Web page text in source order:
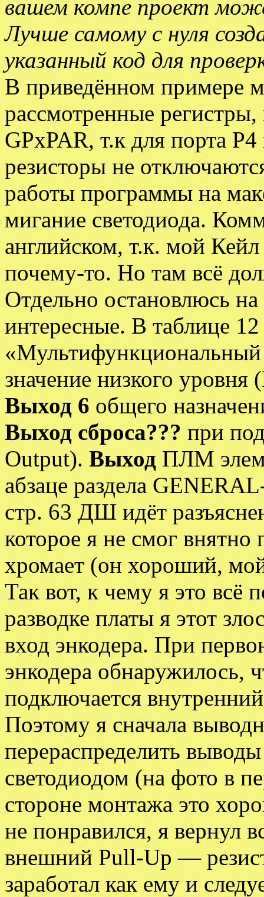
вашем компе проект
Лучше самому с нуля
указанный код для
В приведённом примере
рассмотренные
GPxPAR, т.к для порта
резисторы не
работы программы на
мигание светодиода.
английском, т.к. мой
почему-то. Но там всё
Отдельно остановлюсь
интересные. В таблице
значение низкого
Выход 6 общего
Выход сброса??? при
Output). Выход ПЛМ
абзаце раздела
стр. 63 ДШ идёт
которое я не смог внятно
хромает (он хороший,
Так вот, к чему я это
разводке платы я этот
вход энкодера. При
энкодера обнаружилось,
подключается
Поэтому я сначала
перераспределить
светодиодом (на фото в
стороне монтажа это
не понравился, я вернул
внешний Pull-Up —
заработал как ему и